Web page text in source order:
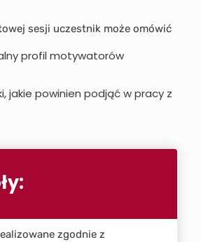
sesji uczestnik może omówić
profil motywatorów
jakie powinien podjąć w pracy z
zgodnie z